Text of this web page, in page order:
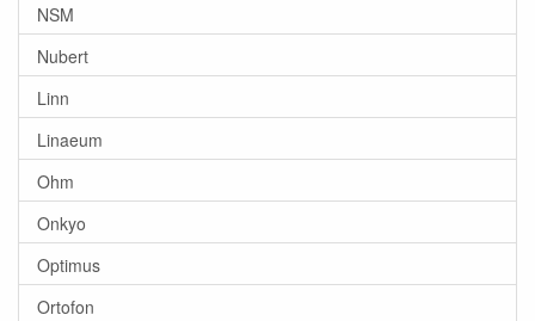
NSM
Nubert
Linn
Linaeum
Ohm
Onkyo
Optimus
Ortofon